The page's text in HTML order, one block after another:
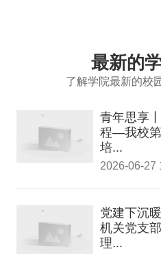
最新的
了解学院最新的校
青年思享
程—我校第
培...
2026-06-27
党建下沉
机关党支
理...